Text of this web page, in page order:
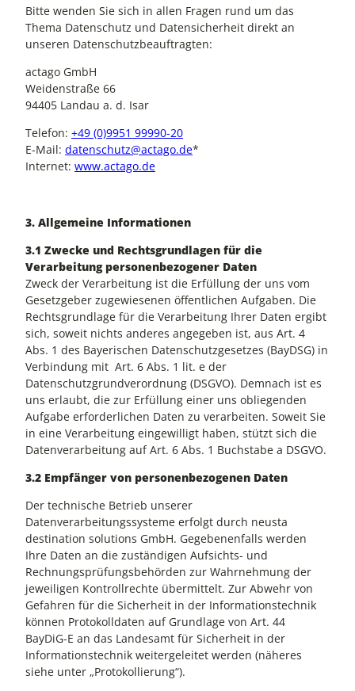
Bitte wenden Sie sich in allen Fragen rund um das
Thema Datenschutz und Datensicherheit direkt an
unseren Datenschutzbeauftragten:
actago GmbH
Weidenstraße 66
94405 Landau a. d. Isar
Telefon: +49 (0)9951 99990-20
E-Mail: datenschutz@actago.de*
Internet: www.actago.de
3. Allgemeine Informationen
3.1 Zwecke und Rechtsgrundlagen für die
Verarbeitung personenbezogener Daten
Zweck der Verarbeitung ist die Erfüllung der uns vom
Gesetzgeber zugewiesenen öffentlichen Aufgaben. Die
Rechtsgrundlage für die Verarbeitung Ihrer Daten ergibt
sich, soweit nichts anderes angegeben ist, aus Art. 4
Abs. 1 des Bayerischen Datenschutzgesetzes (BayDSG) in
Verbindung mit Art. 6 Abs. 1 lit. e der
Datenschutzgrundverordnung (DSGVO). Demnach ist es
uns erlaubt, die zur Erfüllung einer uns obliegenden
Aufgabe erforderlichen Daten zu verarbeiten. Soweit Sie
in eine Verarbeitung eingewilligt haben, stützt sich die
Datenverarbeitung auf Art. 6 Abs. 1 Buchstabe a DSGVO.
3.2 Empfänger von personenbezogenen Daten
Der technische Betrieb unserer
Datenverarbeitungssysteme erfolgt durch neusta
destination solutions GmbH. Gegebenenfalls werden
Ihre Daten an die zuständigen Aufsichts- und
Rechnungsprüfungsbehörden zur Wahrnehmung der
jeweiligen Kontrollrechte übermittelt. Zur Abwehr von
Gefahren für die Sicherheit in der Informationstechnik
können Protokolldaten auf Grundlage von Art. 44
BayDiG-E an das Landesamt für Sicherheit in der
Informationstechnik weitergeleitet werden (näheres
siehe unter „Protokollierung“).